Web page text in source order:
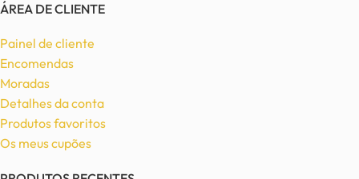
ÁREA DE CLIENTE
Painel de cliente
Encomendas
Moradas
Detalhes da conta
Produtos favoritos
Os meus cupões